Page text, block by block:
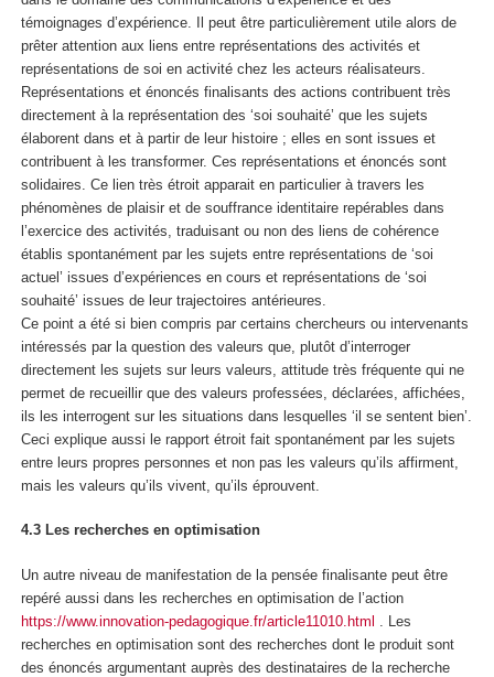
témoignages d’expérience . Il peut être particulièrement utile alors de
prêter attention aux liens entre représentations des activités et
représentations de soi en activité chez les acteurs réalisateurs.
Représentations et énoncés finalisants des actions contribuent très
directement à la représentation des ‘soi souhaité’ que les sujets
élaborent dans et à partir de leur histoire ; elles en sont issues et
contribuent à les transformer. Ces représentations et énoncés sont
solidaires. Ce lien très étroit apparait en particulier à travers les
phénomènes de plaisir et de souffrance identitaire repérables dans
l’exercice des activités, traduisant ou non des liens de cohérence
établis spontanément par les sujets entre représentations de ‘soi
actuel’ issues d’expériences en cours et représentations de ‘soi
souhaité’ issues de leur trajectoires antérieures.
Ce point a été si bien compris par certains chercheurs ou intervenants
intéressés par la question des valeurs que, plutôt d’interroger
directement les sujets sur leurs valeurs, attitude très fréquente qui ne
permet de recueillir que des valeurs professées, déclarées, affichées,
ils les interrogent sur les situations dans lesquelles ‘il se sentent bien’.
Ceci explique aussi le rapport étroit fait spontanément par les sujets
entre leurs propres personnes et non pas les valeurs qu’ils affirment,
mais les valeurs qu’ils vivent, qu’ils éprouvent.
4.3 Les recherches en optimisation
Un autre niveau de manifestation de la pensée finalisante peut être
repéré aussi dans les recherches en optimisation de l’action
https://www.innovation-pedagogique.fr/article11010.html . Les
recherches en optimisation sont des recherches dont le produit sont
des énoncés argumentant auprès des destinataires de la recherche